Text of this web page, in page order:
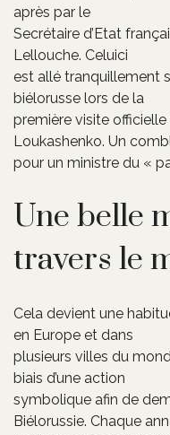
après par le
Secrétaire d’Etat
Lellouche. Celuici
est allé tranquillement
biélorusse lors de la
première visite
Loukashenko. Un
pour un ministre du «
Une belle
travers le
Cela devient une
en Europe et dans
plusieurs villes du
biais d’une action
symbolique afin de
Biélorussie. Chaque